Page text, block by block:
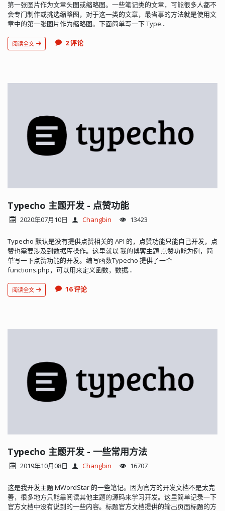
第一张图片作为文章头图或缩略图。一些笔记类的文章，可能很多人都不
会专门制作或挑选缩略图，对于这一类的文章，最省事的方法就是使用文
章中的第一张图片作为缩略图。下面简单写一下 Type...
阅读全文 2 评论
Typecho 主题开发 - 点赞功能
2020年07月10日 Changbin 13423
Typecho 默认是没有提供点赞相关的 API 的，点赞功能只能自己开发，点
赞也需要涉及到数据库操作。这里就以 我的博客主题 点赞功能为例，简
单写一下点赞功能的开发。编写函数Typecho 提供了一个
functions.php，可以用来定义函数，数据...
阅读全文 16 评论
Typecho 主题开发 - 一些常用方法
2019年10月08日 Changbin 16707
这是我开发主题 MWordStar 的一些笔记。因为官方的开发文档不是太完
善，很多地方只能靠阅读其他主题的源码来学习开发。这里简单记录一下
官方文档中没有说到的一些内容。标题官方文档提供的输出页面标题的方